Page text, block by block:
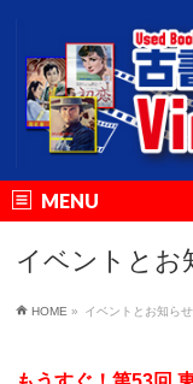
MENU
イベントとお
HOME » イベントとお知らせ